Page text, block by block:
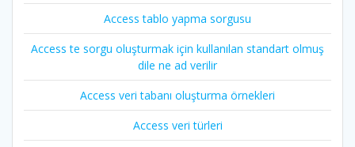
Access tablo yapma sorgusu
Access te sorgu oluşturmak için kullanılan standart olmuş
dile ne ad verilir
Access veri tabanı oluşturma örnekleri
Access veri türleri